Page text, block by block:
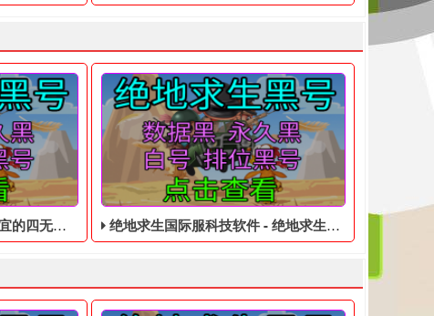
四无白号 绝地求生国际服科技软件 - 绝地求生低价的四无白号